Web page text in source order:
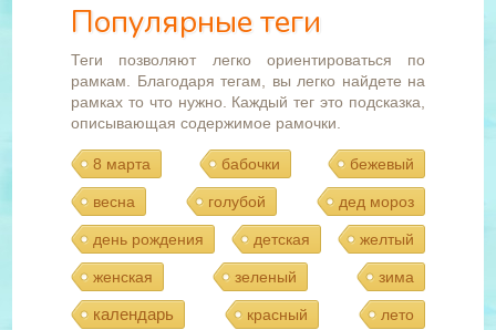
Популярные теги
Теги позволяют легко ориентироваться по
рамкам. Благодаря тегам, вы легко найдете на
рамках то что нужно. Каждый тег это подсказка,
описывающая содержимое рамочки.
8 марта бабочки бежевый
весна голубой дед мороз
день рождения детская желтый
женская зеленый зима
календарь красный лето